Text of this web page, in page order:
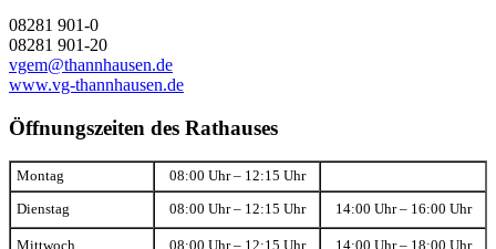
08281 901-0
08281 901-20
vgem@thannhausen.de
www.vg-thannhausen.de
Öffnungszeiten des Rathauses
Montag 08:00 Uhr – 12:15 Uhr
Dienstag 08:00 Uhr – 12:15 Uhr 14:00 Uhr – 16:00 Uhr